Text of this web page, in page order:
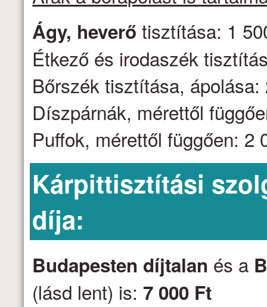
Ágy, heverő tisztítása: 1
Étkező és irodaszék
Bőrszék tisztítása,
Díszpárnák, mérettől
Puffok, mérettől függően: 2
Kárpittisztítási
díja:
Budapesten díjtalan és a
(lásd lent) is: 7 000 Ft